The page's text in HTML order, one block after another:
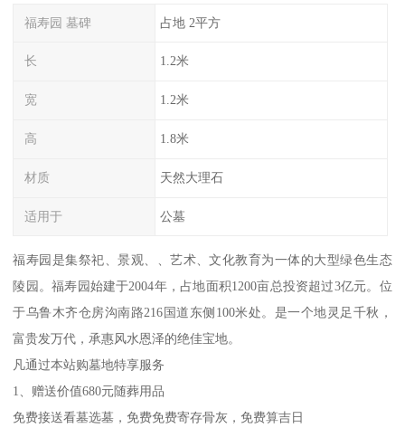
福寿园 墓碑 占地 2平方
长 1.2米
宽 1.2米
高 1.8米
材质 天然大理石
适用于 公墓
福寿园是集祭祀、景观、、艺术、文化教育为一体的大型绿色生态
陵园。福寿园始建于2004年，占地面积1200亩总投资超过3亿元。位
于乌鲁木齐仓房沟南路216国道东侧100米处。是一个地灵足千秋，
富贵发万代，承惠风水恩泽的绝佳宝地。
凡通过本站购墓地特享服务
1、赠送价值680元随葬用品
免费接送看墓选墓，免费免费寄存骨灰，免费算吉日